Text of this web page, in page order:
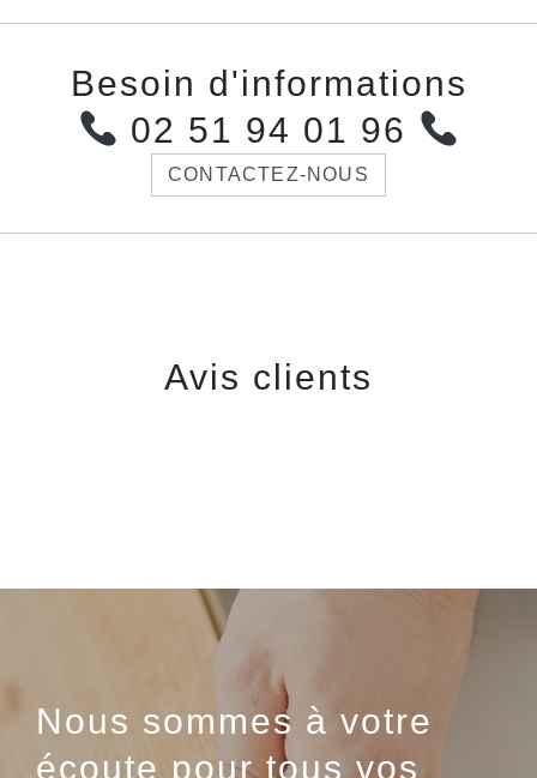
Besoin d'informations
02 51 94 01 96
CONTACTEZ-NOUS
Avis clients
Nous sommes à votre
écoute pour tous vos